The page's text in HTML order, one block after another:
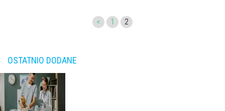
< 1 2
OSTATNIO DODANE